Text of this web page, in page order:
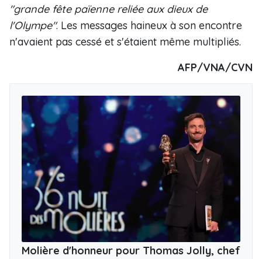
"grande fête païenne reliée aux dieux de
l'Olympe". Les messages haineux à son encontre
n'avaient pas cessé et s'étaient même multipliés.
AFP/VNA/CVN
Molière d'honneur pour Thomas Jolly, chef